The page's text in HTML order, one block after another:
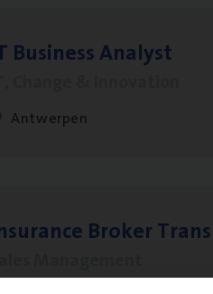
Busi­ness Analyst
Antwerpen
Bro­ker